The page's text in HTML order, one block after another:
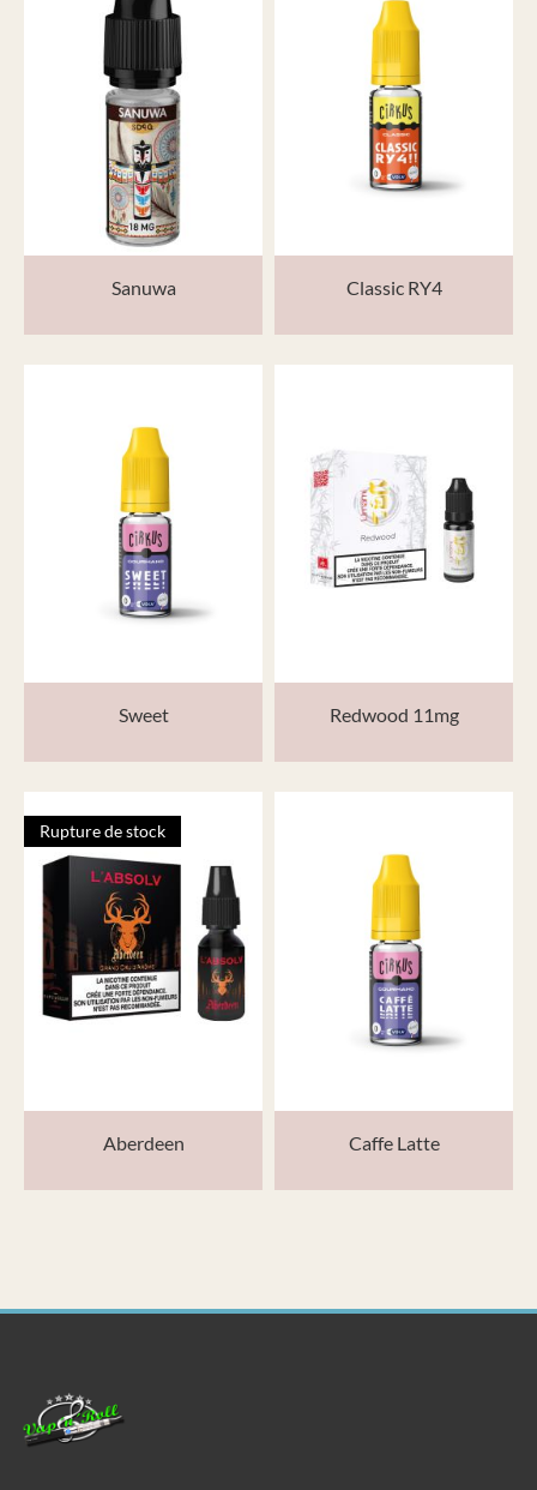
Sanuwa Classic RY4
Sweet Redwood 11mg
Aberdeen
Rupture de stock
Caffe Latte